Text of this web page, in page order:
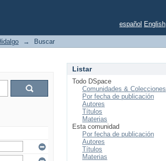
español English
→ Buscar
Listar
Todo DSpace
Comunidades & Colecciones
Por fecha de publicación
Autores
Títulos
Materias
Esta comunidad
Por fecha de publicación
Autores
Títulos
Materias